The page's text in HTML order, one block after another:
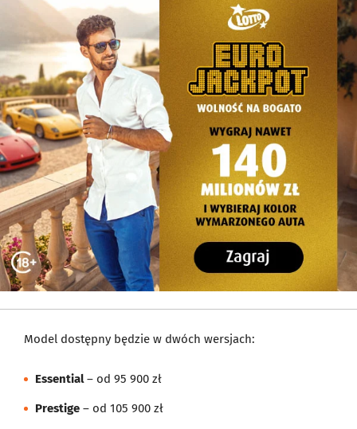
Model dostępny będzie w dwóch wersjach:
Essential– od 95 900 zł
Prestige – od 105 900 zł